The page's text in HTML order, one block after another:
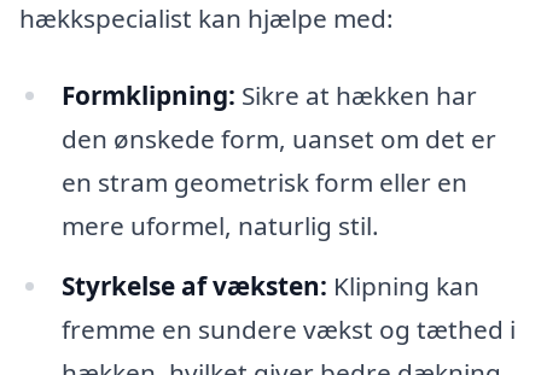
hækkspecialist kan hjælpe med:
Formklipning: Sikre at hækken har
den ønskede form, uanset om det er
en stram geometrisk form eller en
mere uformel, naturlig stil.
Styrkelse af væksten: Klipning kan
fremme en sundere vækst og tæthed i